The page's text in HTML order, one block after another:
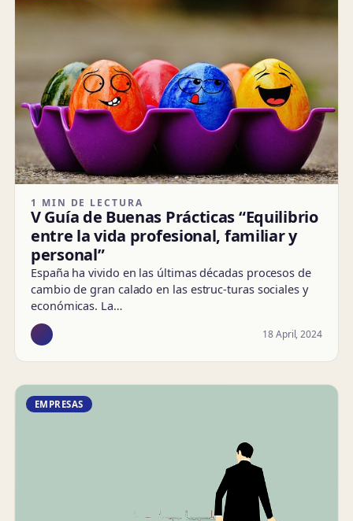
1 MIN DE LECTURA
V Guía de Buenas Prácticas “Equilibrio
entre la vida profesional, familiar y
personal”
España ha vivido en las últimas décadas procesos de
cambio de gran calado en las estruc-turas sociales y
económicas. La…
18 April, 2024
EMPRESAS